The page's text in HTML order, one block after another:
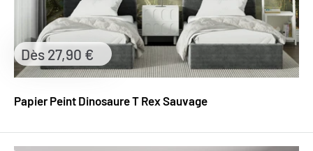
Papier Peint Dinosaure T Rex Sauvage
Prix
réduit
Dès 27,90 €